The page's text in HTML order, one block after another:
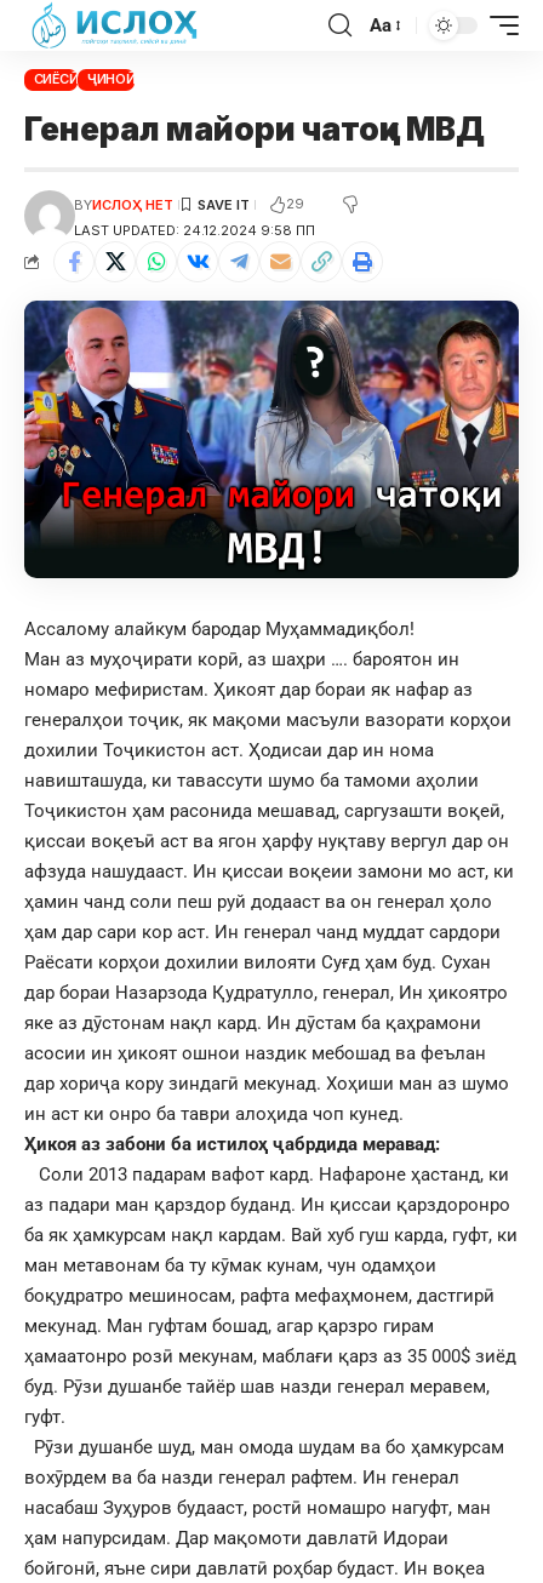
Aa
СИЁСӢ ҶИНОӢ
Генерал майори чатоқи МВД
LAST UPDATED: 24.12.2024 9:58 ПП
BYИСЛОҲ НЕТ 29
Ассалому алайкум бародар Муҳаммадиқбол!
Ман аз муҳоҷирати корӣ, аз шаҳри …. бароятон ин
номаро мефиристам. Ҳикоят дар бораи як нафар аз
генералҳои тоҷик, як мақоми масъули вазорати корҳои
дохилии Тоҷикистон аст. Ҳодисаи дар ин нома
навишташуда, ки тавассути шумо ба тамоми аҳолии
Тоҷикистон ҳам расонида мешавад, саргузашти воқеӣ,
қиссаи воқеъӣ аст ва ягон ҳарфу нуқтаву вергул дар он
афзуда нашудааст. Ин қиссаи воқеии замони мо аст, ки
ҳамин чанд соли пеш руй додааст ва он генерал ҳоло
ҳам дар сари кор аст. Ин генерал чанд муддат сардори
Раёсати корҳои дохилии вилояти Суғд ҳам буд. Сухан
дар бораи Назарзода Қудратулло, генерал, Ин ҳикоятро
яке аз дӯстонам нақл кард. Ин дӯстам ба қаҳрамони
асосии ин ҳикоят ошнои наздик мебошад ва феълан
дар хориҷа кору зиндагӣ мекунад. Хоҳиши ман аз шумо
ин аст ки онро ба таври алоҳида чоп кунед.
Ҳикоя аз забони ба истилоҳ ҷабрдида меравад:
Соли 2013 падарам вафот кард. Нафароне ҳастанд, ки
аз падари ман қарздор буданд. Ин қиссаи қарздоронро
ба як ҳамкурсам нақл кардам. Вай хуб гуш карда, гуфт, ки
ман метавонам ба ту кӯмак кунам, чун одамҳои
боқудратро мешиносам, рафта мефаҳмонем, дастгирӣ
мекунад. Ман гуфтам бошад, агар қарзро гирам
ҳамаатонро розӣ мекунам, маблағи қарз аз 35 000$ зиёд
буд. Рӯзи душанбе тайёр шав назди генерал меравем,
гуфт.
Рӯзи душанбе шуд, ман омода шудам ва бо ҳамкурсам
вохӯрдем ва ба назди генерал рафтем. Ин генерал
насабаш Зуҳуров будааст, ростӣ номашро нагуфт, ман
ҳам напурсидам. Дар мақомоти давлатӣ Идораи
бойгонӣ, яъне сири давлатӣ роҳбар будаст. Ин воқеа